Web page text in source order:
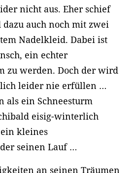
nicht aus. Eher schief
auch noch mit zwei
Nadelkleid. Dabei ist
ein echter
zu werden. Doch der wird
leider nie erfüllen …
als ein Schneesturm
eisig-winterlich
kleines
seinen Lauf …
an seinen Träumen